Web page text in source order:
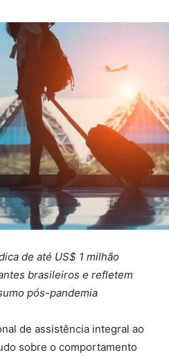
de até US$ 1 milhão
brasileiros e refletem
pós-pandemia
de assistência integral ao
sobre o comportamento